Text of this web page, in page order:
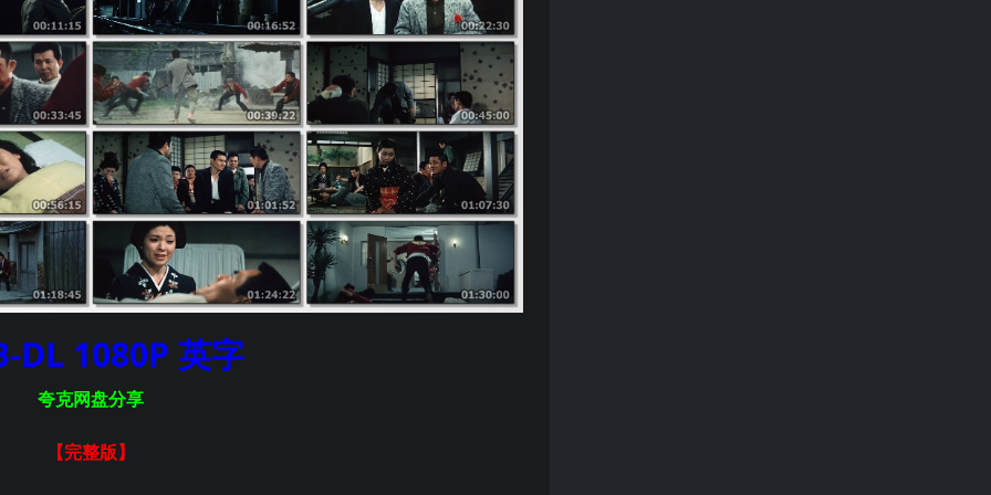
DL 1080P 英字
夸克网盘分享
【完整版】